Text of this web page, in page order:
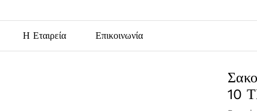
Η Εταιρεία Επικοινωνία
10